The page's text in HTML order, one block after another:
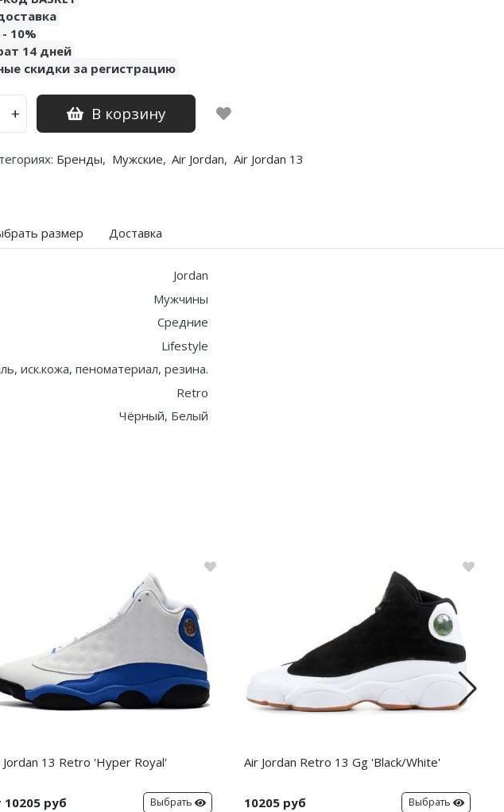
- 10%
14 дней
скидки за регистрацию
+ В корзину
Бренды, Мужские, Air Jordan, Air Jordan 13
размер Доставка
Jordan
Мужчины
Средние
Lifestyle
иск.кожа, пеноматериал, резина.
Retro
Чёрный, Белый
Jordan 13 Retro 'Hyper Royal'
10205 руб Выбрать
Air Jordan Retro 13 Gg 'Black/White'
10205 руб Выбрать